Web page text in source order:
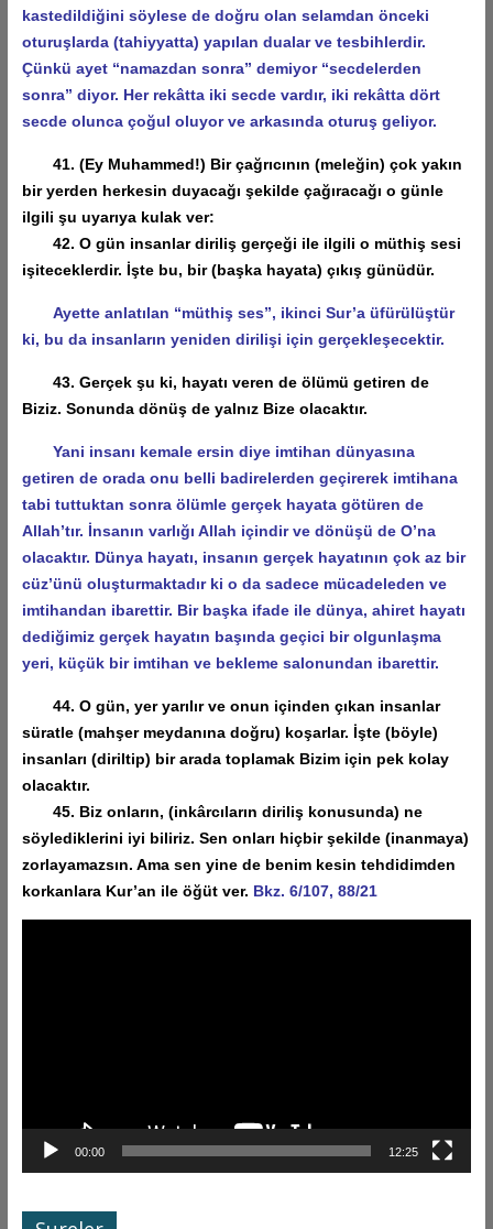
kastedildiğini söylese de doğru olan selamdan önceki
oturuşlarda (tahiyyatta) yapılan dualar ve tesbihlerdir.
Çünkü ayet “namazdan sonra” demiyor “secdelerden
sonra” diyor. Her rekâtta iki secde vardır, iki rekâtta dört
secde olunca çoğul oluyor ve arkasında oturuş geliyor.
41. (Ey Muhammed!) Bir çağrıcının (meleğin) çok yakın
bir yerden herkesin duyacağı şekilde çağıracağı o günle
ilgili şu uyarıya kulak ver:
42. O gün insanlar diriliş gerçeği ile ilgili o müthiş sesi
işiteceklerdir. İşte bu, bir (başka hayata) çıkış günüdür.
Ayette anlatılan “müthiş ses”, ikinci Sur’a üfürülüştür
ki, bu da insanların yeniden dirilişi için gerçekleşecektir.
43. Gerçek şu ki, hayatı veren de ölümü getiren de
Biziz. Sonunda dönüş de yalnız Bize olacaktır.
Yani insanı kemale ersin diye imtihan dünyasına
getiren de orada onu belli badirelerden geçirerek imtihana
tabi tuttuktan sonra ölümle gerçek hayata götüren de
Allah’tır. İnsanın varlığı Allah içindir ve dönüşü de O’na
olacaktır. Dünya hayatı, insanın gerçek hayatının çok az bir
cüz’ünü oluşturmaktadır ki o da sadece mücadeleden ve
imtihandan ibarettir. Bir başka ifade ile dünya, ahiret hayatı
dediğimiz gerçek hayatın başında geçici bir olgunlaşma
yeri, küçük bir imtihan ve bekleme salonundan ibarettir.
44. O gün, yer yarılır ve onun içinden çıkan insanlar
süratle (mahşer meydanına doğru) koşarlar. İşte (böyle)
insanları (diriltip) bir arada toplamak Bizim için pek kolay
olacaktır.
45. Biz onların, (inkârcıların diriliş konusunda) ne
söylediklerini iyi biliriz. Sen onları hiçbir şekilde (inanmaya)
zorlayamazsın. Ama sen yine de benim kesin tehdidimden
korkanlara Kur’an ile öğüt ver. Bkz. 6/107, 88/21
00:00 12:25